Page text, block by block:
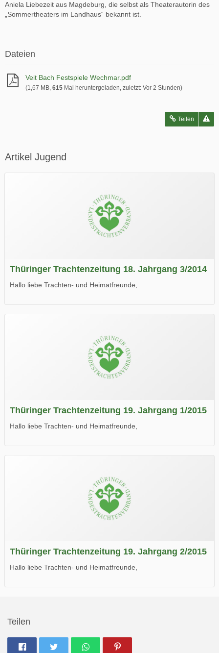
Aniela Liebezeit aus Magdeburg, die selbst als Theaterautorin des
„Sommertheaters im Landhaus“ bekannt ist.
Dateien
Veit Bach Festspiele Wechmar.pdf
(1,67 MB, 615 Mal heruntergeladen, zuletzt: Vor 2 Stunden)
Teilen
Artikel Jugend
Thüringer Trachtenzeitung 18. Jahrgang 3/2014
Hallo liebe Trachten- und Heimatfreunde,
Wir wünschen Euch viel Spaß beim Lesen.
Thüringer Trachtenzeitung 19. Jahrgang 1/2015
Hallo liebe Trachten- und Heimatfreunde,
Wir wünschen Euch viel Spaß beim Lesen.
Thüringer Trachtenzeitung 19. Jahrgang 2/2015
Hallo liebe Trachten- und Heimatfreunde,
Teilen